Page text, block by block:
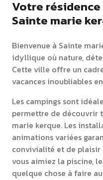
Votre
Sainte marie
Bienvenue à Sainte
idyllique où nature,
Cette ville offre un
vacances inoubliables
Les campings sont
permettre de découvrir
marie kerque. Les
animations variées
convivialité et de plaisir
vous aimiez la piscine,
quelque chose à faire